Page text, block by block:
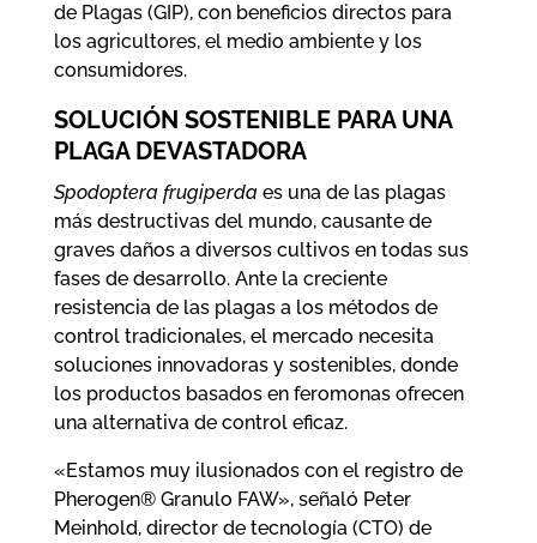
de Plagas (GIP), con beneficios directos para
los agricultores, el medio ambiente y los
consumidores.
SOLUCIÓN SOSTENIBLE PARA UNA
PLAGA DEVASTADORA
Spodoptera frugiperdaes una de las plagas
más destructivas del mundo, causante de
graves daños a diversos cultivos en todas sus
fases de desarrollo. Ante la creciente
resistencia de las plagas a los métodos de
control tradicionales, el mercado necesita
soluciones innovadoras y sostenibles, donde
los productos basados en feromonas ofrecen
una alternativa de control eficaz.
«Estamos muy ilusionados con el registro de
Pherogen® Granulo FAW», señaló Peter
Meinhold, director de tecnología (CTO) de